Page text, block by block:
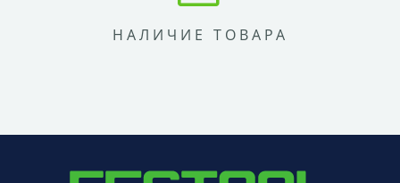
НАЛИЧИЕ ТОВАРА